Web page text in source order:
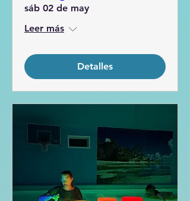
sáb 02 de may
Leer más
Detalles